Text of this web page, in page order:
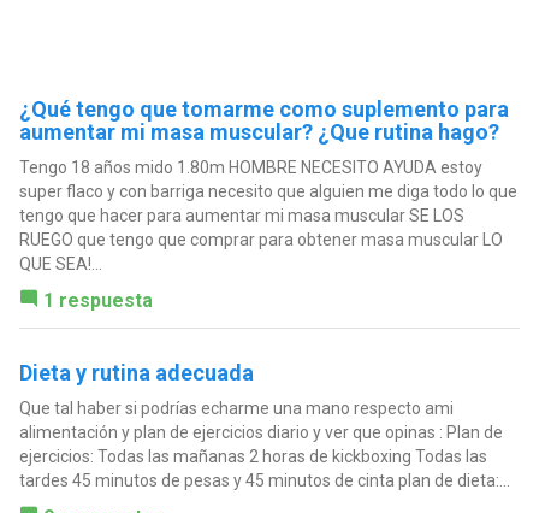
¿Qué tengo que tomarme como suplemento para
aumentar mi masa muscular? ¿Que rutina hago?
Tengo 18 años mido 1.80m HOMBRE NECESITO AYUDA estoy
super flaco y con barriga necesito que alguien me diga todo lo que
tengo que hacer para aumentar mi masa muscular SE LOS
RUEGO que tengo que comprar para obtener masa muscular LO
QUE SEA!...
1 respuesta
Dieta y rutina adecuada
Que tal haber si podrías echarme una mano respecto ami
alimentación y plan de ejercicios diario y ver que opinas : Plan de
ejercicios: Todas las mañanas 2 horas de kickboxing Todas las
tardes 45 minutos de pesas y 45 minutos de cinta plan de dieta:...